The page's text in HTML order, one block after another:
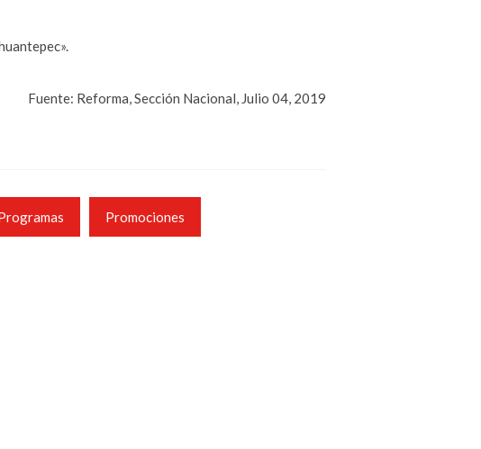
Fuente: Reforma, Sección Nacional, Julio 04, 2019
Promociones